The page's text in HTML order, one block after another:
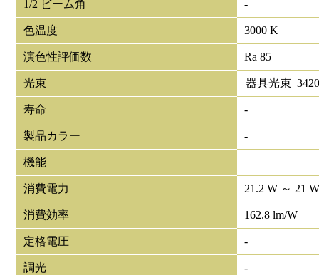
1/2 ビーム角 -
色温度 3000 K
演色性評価数 Ra 85
光束 器具光束
寿命 -
製品カラー -
機能
消費電力 21.2 W ～ 21
消費効率 162.8 lm/W
定格電圧 -
調光 -